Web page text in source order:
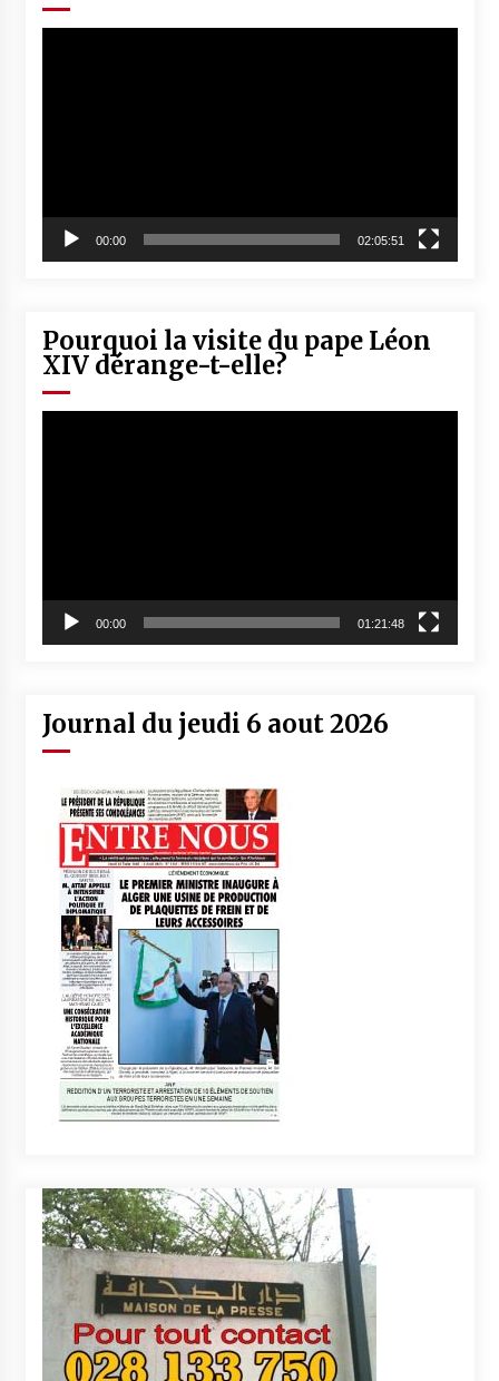
00:00 02:05:51
Pourquoi la visite du pape Léon
XIV dérange-t-elle?
00:00 01:21:48
Journal du jeudi 6 aout 2026